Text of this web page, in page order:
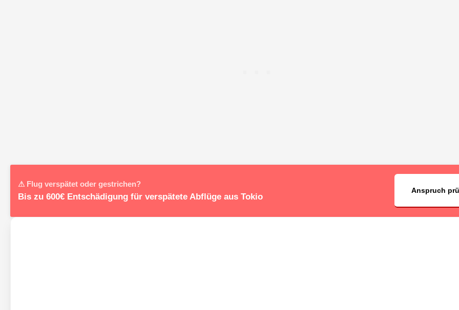
⚠ Flug verspätet oder gestrichen?
Bis zu 600€ Entschädigung für verspätete Abflüge aus Tokio
Anspruch